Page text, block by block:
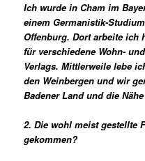
Ich wurde in Cham im
einem Germanistik-
Offenburg. Dort arbeite ich
für verschiedene Wohn-
Verlags. Mittlerweile lebe
den Weinbergen und wir
Badener Land und die
2. Die wohl meist gestellte
gekommen?